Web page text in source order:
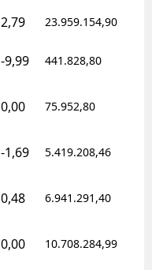
2,79 23.959.154,90
-9,99 441.828,80
0,00 75.952,80
-1,69 5.419.208,46
0,48 6.941.291,40
0,00 10.708.284,99